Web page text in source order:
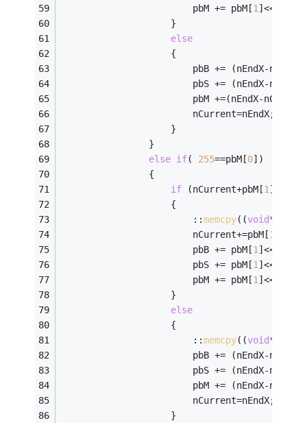
						pbM += pbM[
1]<<
					}
else
					{
pbB += (nEndX-
pbS += (nEndX-
pbM +=(nEndX-
						nCurrent=nEndX;
					}
				}
else if( 255==pbM[0])
if (nCurrent+pbM[1
					{
						::
memcpy((void
						nCurrent+=pbM[
1
						pbB += pbM[
1]<<
						pbS += pbM[
1]<<
						pbM += pbM[
1]<<
					}
else
					{
						::
memcpy((void
pbB += (nEndX-
pbS += (nEndX-
pbM += (nEndX-
						nCurrent=nEndX;
					}